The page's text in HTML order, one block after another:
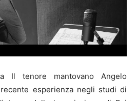
Il tenore mantovano Angelo
esperienza negli studi di